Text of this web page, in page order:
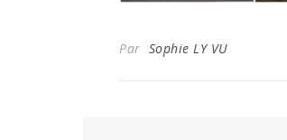
Par Sophie LY VU